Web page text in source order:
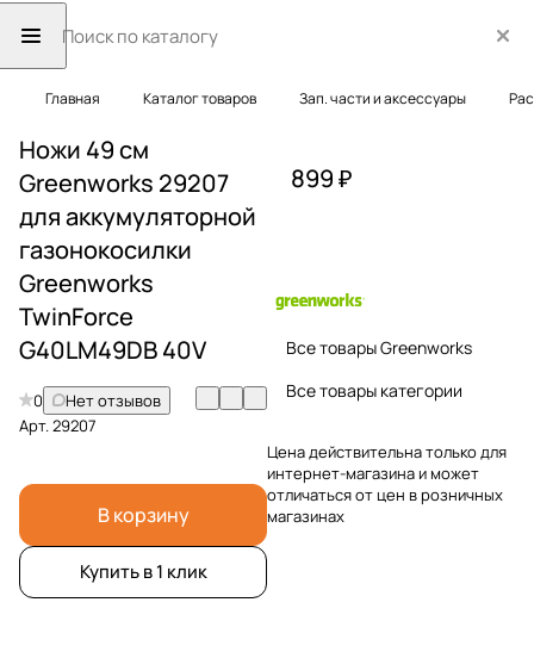
Главная Каталог товаров Зап. части и аксессуары
Ножи 49 см
Greenworks 29207
для аккумуляторной
газонокосилки
Greenworks
TwinForce
G40LM49DB 40V
0
Нет отзывов
Арт.29207
В корзину
Купить в 1 клик
899 ₽
Все товары Greenworks
Все товары категории
Цена действительна только для
интернет-магазина и может
отличаться от цен в розничных
магазинах